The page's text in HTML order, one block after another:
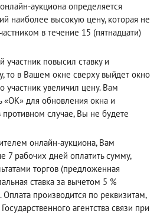
аукциона определяется
наиболее высокую цену, которая не
в течение 15 (пятнадцати)
участник повысил ставку и
то в Вашем окне сверху выйдет окно
участник увеличил цену. Вам
«ОК» для обновления окна и
противном случае, Вы не будете
онлайн-аукциона, Вам
7 рабочих дней оплатить сумму,
торгов (предложенная
ставка за вычетом 5 %
Оплата производится по реквизитам,
агентства связи при